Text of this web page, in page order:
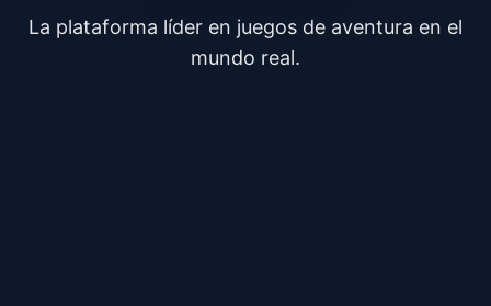
La plataforma líder en juegos de aventura en el
mundo real.